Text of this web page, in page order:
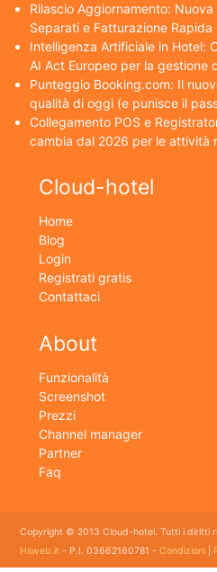
Rilascio Aggiornamento:
Separati e Fatturazione Rapida
Intelligenza Artificiale in Hotel:
AI Act Europeo per la gestione
Punteggio Booking.com: Il
qualità di oggi (e punisce il
Collegamento POS e
cambia dal 2026 per le attività
Cloud-hotel
Home
Blog
Login
Registrati gratis
Contattaci
About
Funzionalità
Screenshot
Prezzi
Channel manager
Partner
Faq
Copyright © 2013 Cloud-hotel. Tutti i diritti
Hsweb.it - P.I. 03662160781 -Condizioni